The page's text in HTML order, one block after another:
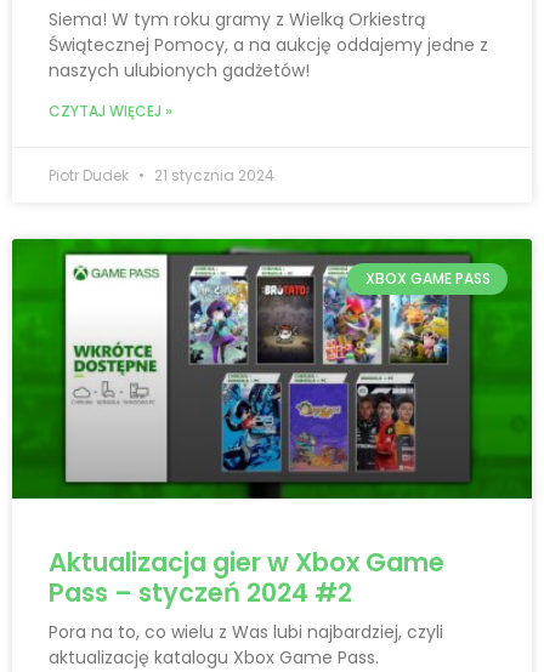
Siema! W tym roku gramy z Wielką Orkiestrą
Świątecznej Pomocy, a na aukcję oddajemy jedne z
naszych ulubionych gadżetów!
CZYTAJ WIĘCEJ »
Piotr Dudek 21 stycznia 2024
XBOX GAME PASS
Aktualizacja gier w Xbox Game
Pass – styczeń 2024 #2
Pora na to, co wielu z Was lubi najbardziej, czyli
aktualizację katalogu Xbox Game Pass.